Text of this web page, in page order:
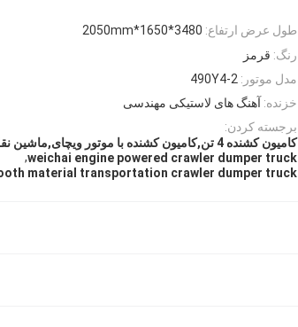
طول عرض ارتفاع: 3480*1650*2050mm
رنگ: قرمز
مدل موتور: 490Y4-2
خزنده: آهنگ های لاستیکی مهندسی
برجسته کردن:
کامیون کشنده 4 تن,کامیون کشنده با موتور ویچای,ماشین نقلیه مواد صاف
weichai engine powered crawler dumper truck
,
material transportation crawler dumper truck